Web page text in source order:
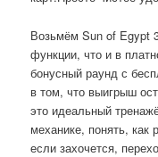
Возьмём Sun of Egypt
функции, что и в
бонусный раунд с
в том, что выигрыш
это идеальный
механике, понять, как
если захочется,